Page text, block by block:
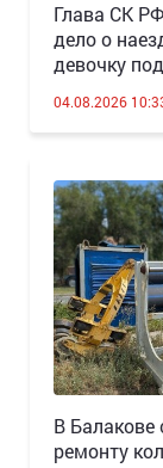
Глава СК
дело о
девочку
04.08.2026
В Балакове
ремонту